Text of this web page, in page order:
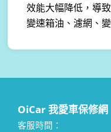
效能大幅降低，導
變速箱油、濾網、
OiCar 我愛車保修網
客服時間：